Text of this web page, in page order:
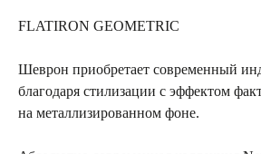
FLATIRON GEOMETRIC
Шеврон приобретает современный
благодаря стилизации с эффектом
на металлизированном фоне.